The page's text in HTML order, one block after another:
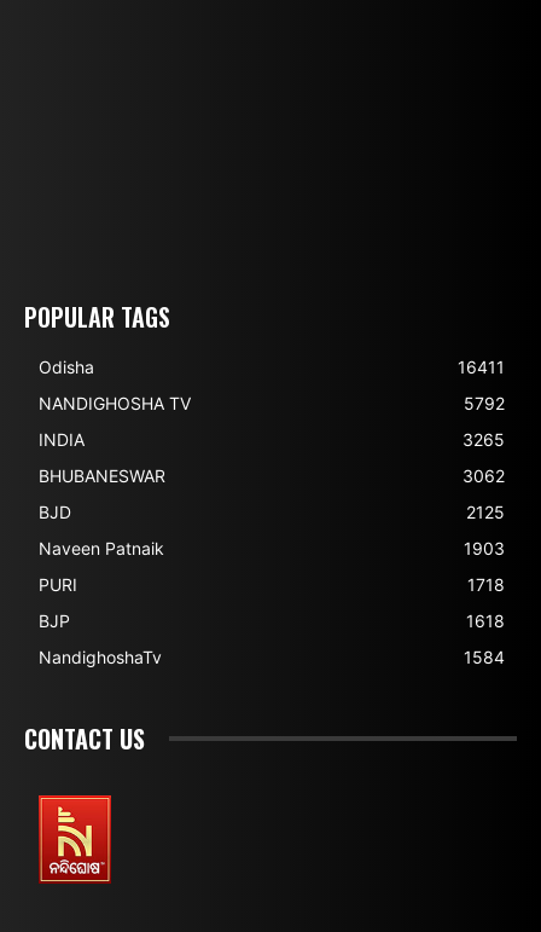
POPULAR TAGS
Odisha
16411
NANDIGHOSHA TV
5792
INDIA
3265
BHUBANESWAR
3062
BJD
2125
Naveen Patnaik
1903
PURI
1718
BJP
1618
NandighoshaTv
1584
CONTACT US